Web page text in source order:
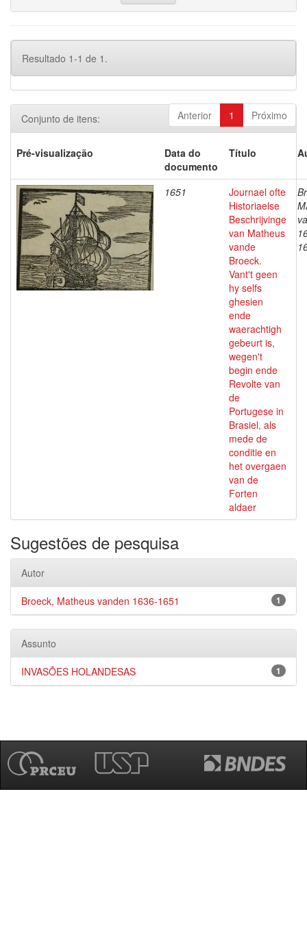
Resultado 1-1 de 1.
Anterior 1 Próximo
Conjunto de itens:
Pré-visualização
Data do
documento
Título
1651
Journael ofte
Historiaelse
Beschrijvinge
van Matheus
vande
Broeck.
Vant't geen
hy selfs
ghesien
ende
waerachtigh
gebeurt is,
wegen't
begin ende
Revolte van
de
Portugese in
Brasiel, als
mede de
conditie en
het overgaen
van de
Forten
aldaer
Sugestões de pesquisa
Autor
1
Broeck, Matheus vanden 1636-1651
Assunto
1
INVASÕES HOLANDESAS